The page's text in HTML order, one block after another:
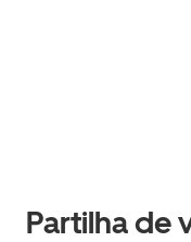
Partilha de